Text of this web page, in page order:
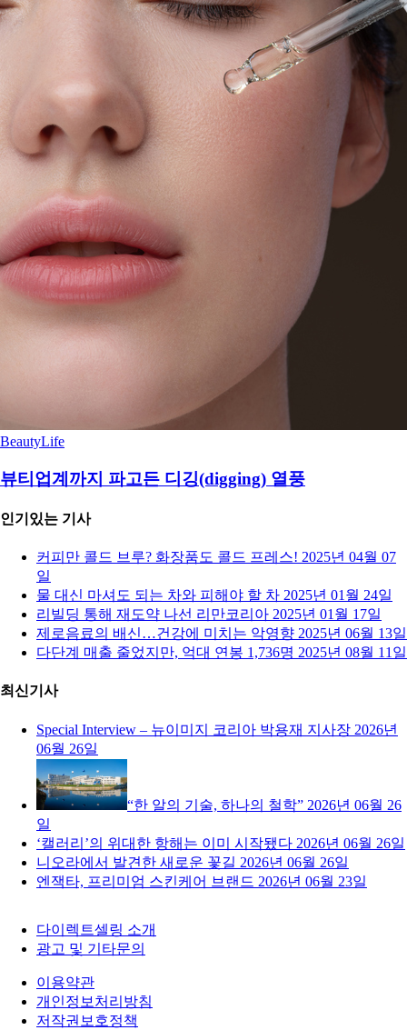
BeautyLife
뷰티업계까지 파고든 디깅(digging) 열풍
인기있는 기사
커피만 콜드 브루? 화장품도 콜드 프레스! 2025년 04월 07
일
물 대신 마셔도 되는 차와 피해야 할 차 2025년 01월 24일
리빌딩 통해 재도약 나선 리만코리아 2025년 01월 17일
제로음료의 배신…건강에 미치는 악영향 2025년 06월 13일
다단계 매출 줄었지만, 억대 연봉 1,736명 2025년 08월 11일
최신기사
Special Interview – 뉴이미지 코리아 박용재 지사장 2026년
06월 26일
“한 알의 기술, 하나의 철학” 2026년 06월 26
일
‘캘러리’의 위대한 항해는 이미 시작됐다 2026년 06월 26일
니오라에서 발견한 새로운 꽃길 2026년 06월 26일
엔잭타, 프리미엄 스킨케어 브랜드 2026년 06월 23일
다이렉트셀링 소개
광고 및 기타문의
이용약관
개인정보처리방침
저작권보호정책